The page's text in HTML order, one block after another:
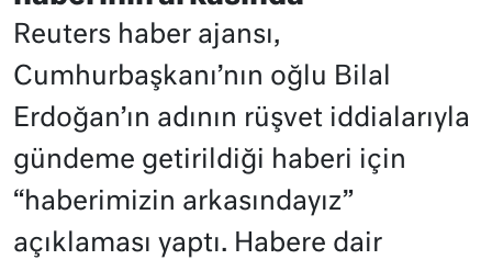
Reuters haber ajansı,
Cumhurbaşkanı’nın oğlu Bilal
Erdoğan’ın adının rüşvet iddialarıyla
gündeme getirildiği haberi için
“haberimizin arkasındayız”
açıklaması yaptı. Habere dair